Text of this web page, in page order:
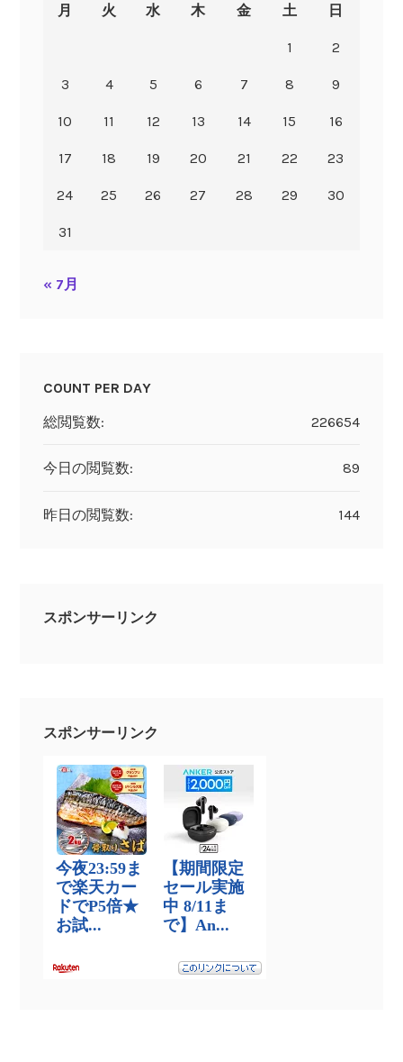
月 火 水 木 金 土 日
1 2
3 4 5 6 7 8 9
10 11 12 13 14 15 16
17 18 19 20 21 22 23
24 25 26 27 28 29 30
31
« 7月
COUNT PER DAY
226654
総閲覧数:
89
今日の閲覧数:
144
昨日の閲覧数:
スポンサーリンク
スポンサーリンク